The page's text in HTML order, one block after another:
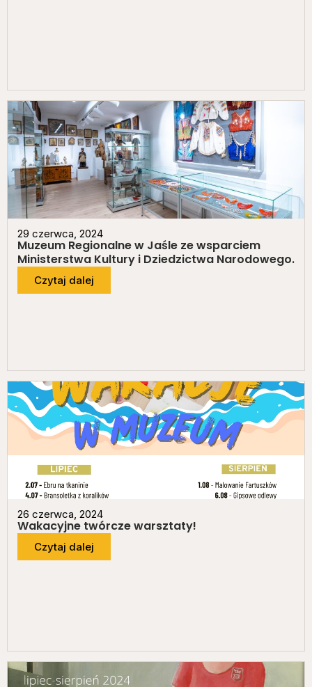
29 czerwca, 2024
Muzeum Regionalne w Jaśle ze wsparciem
Ministerstwa Kultury i Dziedzictwa Narodowego.
Czytaj dalej
26 czerwca, 2024
Wakacyjne twórcze warsztaty!
Czytaj dalej